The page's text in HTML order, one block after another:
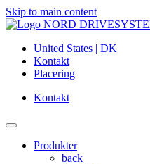
Skip to main content
United States | DK
Kontakt
Placering
Kontakt
Produkter
back